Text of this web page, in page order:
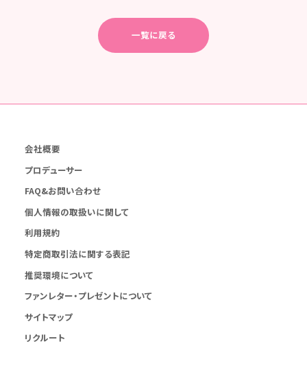
一覧に戻る
会社概要
プロデューサー
FAQ&お問い合わせ
個人情報の取扱いに関して
利用規約
特定商取引法に関する表記
推奨環境について
ファンレター・プレゼントについて
サイトマップ
リクルート